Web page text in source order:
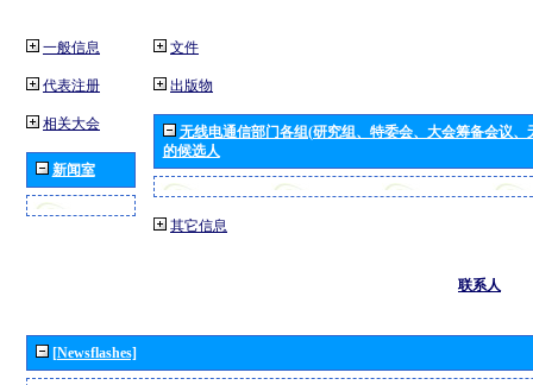
一般信息
代表注册
相关大会
新闻室
文件
出版物
无线电通信部门各组(研究组、特委会、大会筹备会议
的候选人
其它信息
联系人
[Newsflashes]